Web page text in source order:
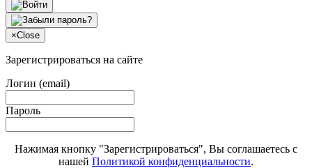
×Close
Зарегистрироваться на сайте
Логин (email)
Пароль
Нажимая кнопку "Зарегистрироваться", Вы соглашаетесь с
нашей Политикой конфиденциальности.